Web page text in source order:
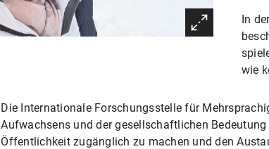
In
wie
Die Internationale Forschungsstelle für
Aufwachsens und der gesellschaftlichen
Öffentlichkeit zugänglich zu machen und den